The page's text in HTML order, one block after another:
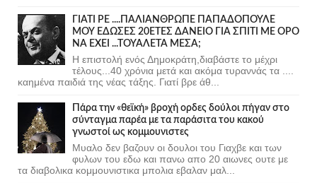
ΓΙΑΤΙ ΡΕ ....ΠΑΛΙΑΝΘΡΩΠΕ ΠΑΠΑΔΟΠΟΥΛΕ
ΜΟΥ ΕΔΩΣΕΣ 20ΕΤΕΣ ΔΑΝΕΙΟ ΓΙΑ ΣΠΙΤΙ ΜΕ ΟΡΟ
ΝΑ ΕΧΕΙ ...ΤΟΥΑΛΕΤΑ ΜΕΣΑ;
Η επιστολή ενός Δημοκράτη,διαβάστε το μέχρι
τέλους...40 χρόνια μετά και ακόμα τυραννάς τα ....
καημένα παιδιά της νέας τάξης. Γιατί βρε άθ...
Πάρα την «θεϊκή» βροχή ορδες δούλοι πήγαν στο
σύνταγμα παρέα με τα παράσιτα του κακού
γνωστοί ως κομμουνιστες
Μυαλο δεν βαζουν οι δουλοι του Γιαχβε και των
φυλων του εδω και πανω απο 20 αιωνες ουτε με
τα διαβολικα κομμουνιστικα μπολια εβαλαν μαλ...